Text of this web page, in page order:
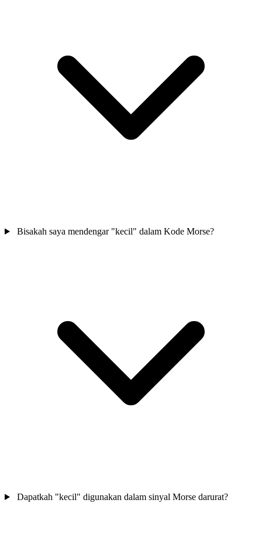
Bisakah saya mendengar "kecil" dalam Kode Morse?
Dapatkah "kecil" digunakan dalam sinyal Morse darurat?